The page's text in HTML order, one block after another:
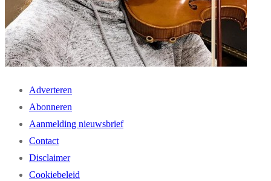
Adverteren
Abonneren
Aanmelding nieuwsbrief
Contact
Disclaimer
Cookiebeleid